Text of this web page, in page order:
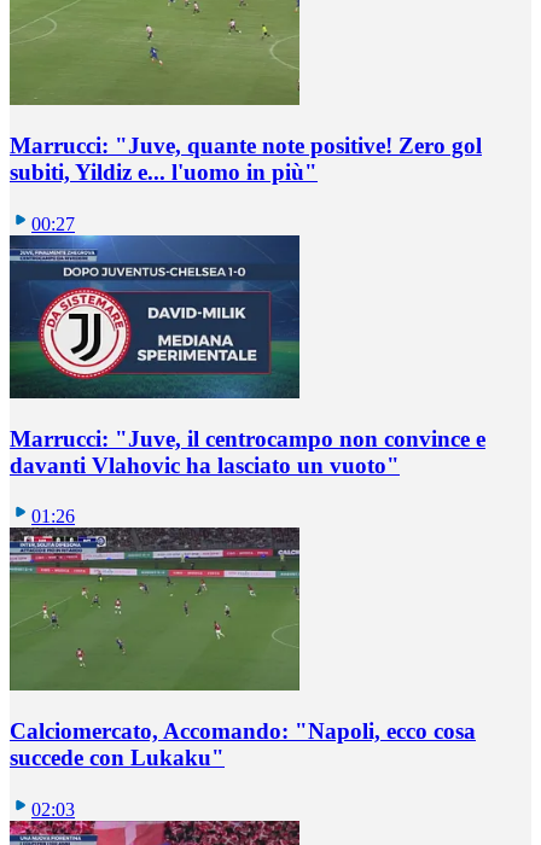
Marrucci: "Juve, quante note positive! Zero gol
subiti, Yildiz e... l'uomo in più"
00:27
Marrucci: "Juve, il centrocampo non convince e
davanti Vlahovic ha lasciato un vuoto"
01:26
Calciomercato, Accomando: "Napoli, ecco cosa
succede con Lukaku"
02:03